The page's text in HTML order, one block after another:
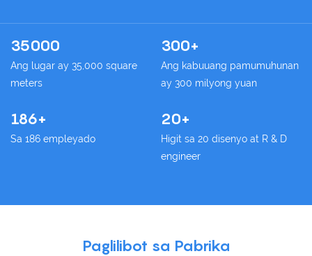
35000
Ang lugar ay 35,000 square
meters
300+
Ang kabuuang pamumuhunan
ay 300 milyong yuan
186+
Sa 186 empleyado
20+
Higit sa 20 disenyo at R & D
engineer
Paglilibot sa Pabrika